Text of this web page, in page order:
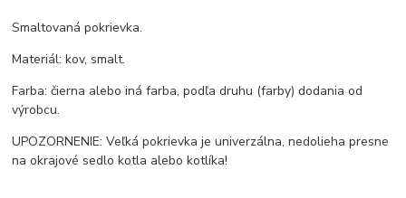
Smaltovaná pokrievka.
Materiál: kov, smalt.
Farba: čierna alebo iná farba, podľa druhu (farby) dodania od
výrobcu.
UPOZORNENIE: Veľká pokrievka je univerzálna, nedolieha presne
na okrajové sedlo kotla alebo kotlíka!